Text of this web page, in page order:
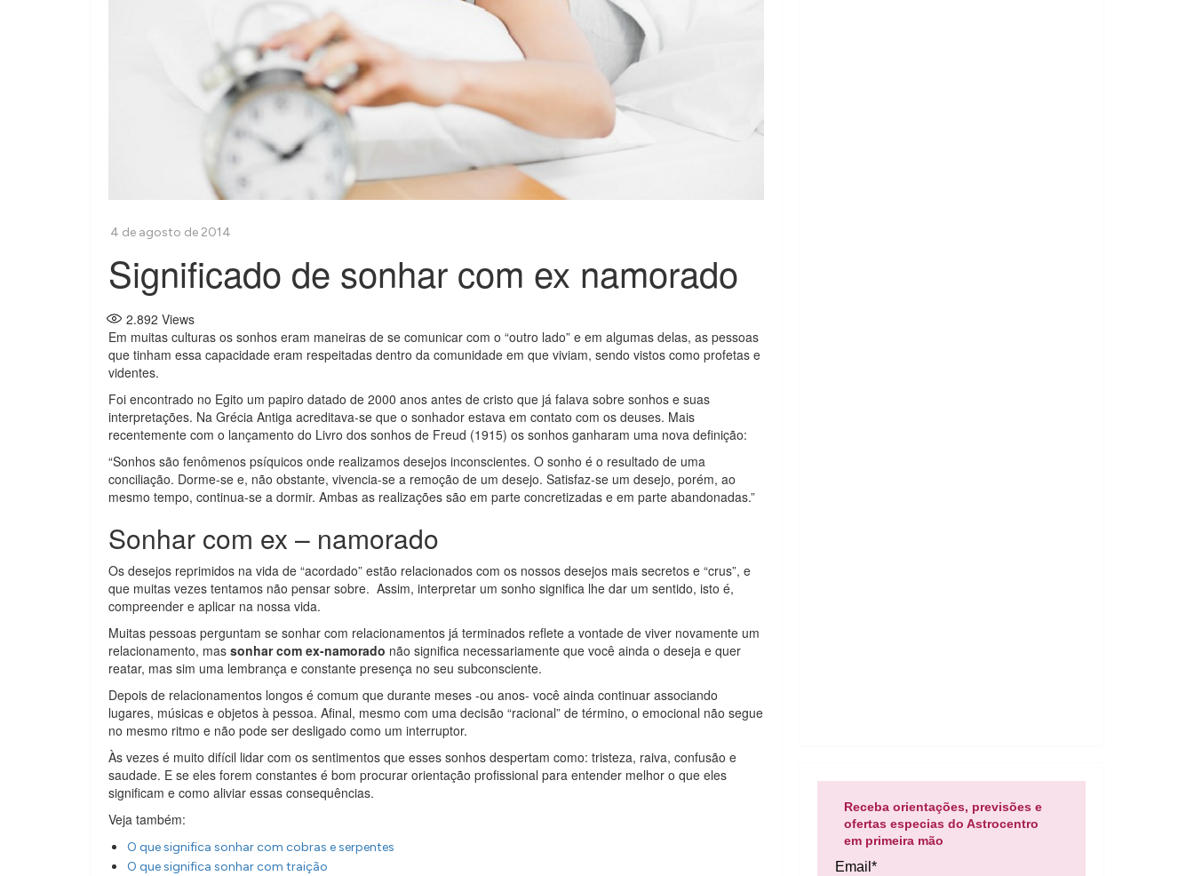
Significado de sonhar com ex namorado
2.892 Views
Em muitas culturas os sonhos eram maneiras de se comunicar com o “outro lado” e em algumas delas, as pessoas
que tinham essa capacidade eram respeitadas dentro da comunidade em que viviam, sendo vistos como profetas e
videntes.
Foi encontrado no Egito um papiro datado de 2000 anos antes de cristo que já falava sobre sonhos e suas
interpretações. Na Grécia Antiga acreditava-se que o sonhador estava em contato com os deuses. Mais
recentemente com o lançamento do Livro dos sonhos de Freud (1915) os sonhos ganharam uma nova definição:
“Sonhos são fenômenos psíquicos onde realizamos desejos inconscientes. O sonho é o resultado de uma
conciliação. Dorme-se e, não obstante, vivencia-se a remoção de um desejo. Satisfaz-se um desejo, porém, ao
mesmo tempo, continua-se a dormir. Ambas as realizações são em parte concretizadas e em parte abandonadas.”
Sonhar com ex – namorado
Os desejos reprimidos na vida de “acordado” estão relacionados com os nossos desejos mais secretos e “crus”, e
que muitas vezes tentamos não pensar sobre. Assim, interpretar um sonho significa lhe dar um sentido, isto é,
compreender e aplicar na nossa vida.
Muitas pessoas perguntam se sonhar com relacionamentos já terminados reflete a vontade de viver novamente um
relacionamento, mas sonhar com ex-namorado não significa necessariamente que você ainda o deseja e quer
reatar, mas sim uma lembrança e constante presença no seu subconsciente.
Depois de relacionamentos longos é comum que durante meses -ou anos- você ainda continuar associando
lugares, músicas e objetos à pessoa. Afinal, mesmo com uma decisão “racional” de término, o emocional não segue
no mesmo ritmo e não pode ser desligado como um interruptor.
Às vezes é muito difícil lidar com os sentimentos que esses sonhos despertam como: tristeza, raiva, confusão e
saudade. E se eles forem constantes é bom procurar orientação profissional para entender melhor o que eles
significam e como aliviar essas consequências.
Veja também:
O que significa sonhar com cobras e serpentes
O que significa sonhar com traição
Receba orientações, previsões e
ofertas especias do Astrocentro
em primeira mão
Email*